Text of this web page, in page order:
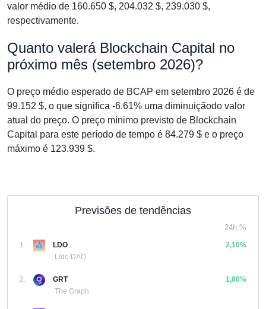
valor médio de 160.650 $, 204.032 $, 239.030 $,
respectivamente.
Quanto valerá Blockchain Capital no
próximo mês (setembro 2026)?
O preço médio esperado de BCAP em setembro 2026 é de
99.152 $, o que significa -6.61% uma diminuiçãodo valor
atual do preço. O preço mínimo previsto de Blockchain
Capital para este período de tempo é 84.279 $ e o preço
máximo é 123.939 $.
Previsões de tendências
24h %
1.
LDO
Lido DAO
2,10%
2.
GRT
The Graph
1,80%